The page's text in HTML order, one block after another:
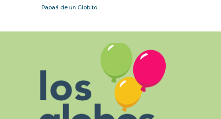
Papaá de un Globito